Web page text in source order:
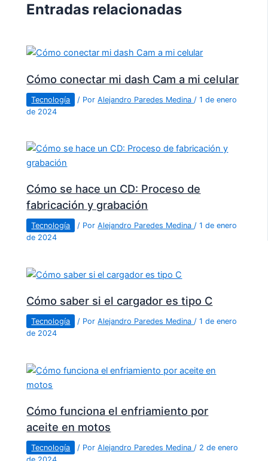
Entradas relacionadas
Cómo conectar mi dash Cam a mi celular
Tecnología / PorAlejandro Paredes Medina /1 de enero
de 2024
Cómo se hace un CD: Proceso de
fabricación y grabación
Tecnología / PorAlejandro Paredes Medina/1 de enero
de 2024
Cómo saber si el cargador es tipo C
Tecnología / PorAlejandro Paredes Medina/1 de enero
de 2024
Cómo funciona el enfriamiento por
aceite en motos
Tecnología / PorAlejandro Paredes Medina / 2 de enero